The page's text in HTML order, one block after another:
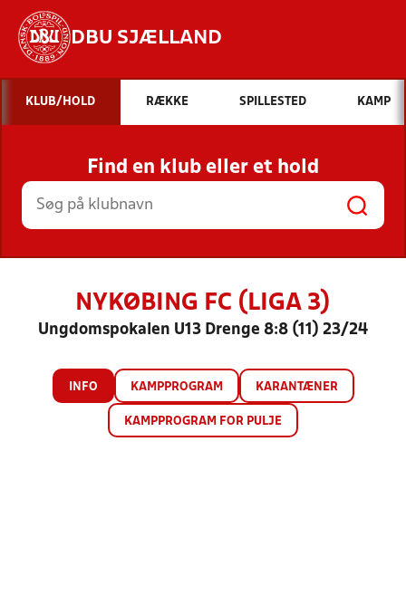
DBU SJÆLLAND
Hvad vil du søge efter?
INDHOLD OG NYHEDER
STILLINGER, RESULTATER, KLUBBER OG
HOLD
KLUB/HOLD RÆKKE SPILLESTED KAMP
Find en klub eller et hold
NYKØBING FC (LIGA 3)
Ungdomspokalen U13 Drenge 8:8 (11) 23/24
INFO KAMPPROGRAM KARANTÆNER
KAMPPROGRAM FOR PULJE